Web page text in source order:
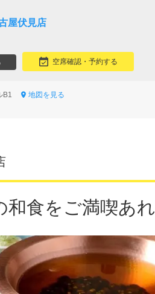
屋伏見店
空席確認・予約する
B1
地図を見る
和食をご満喫あれ